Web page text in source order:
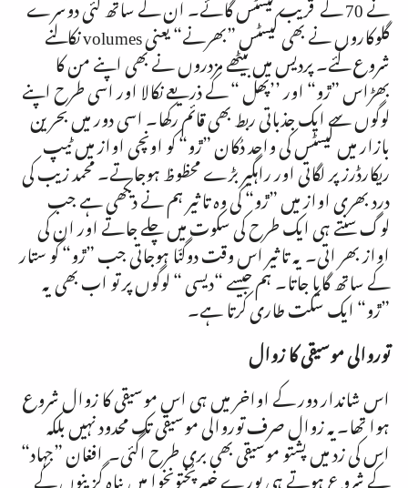
گلوکاروں نے بھی کیسٹس ”بھرنے“ یعنیvolumesنکالنے
شروع کئے۔ پردیس میں بیٹھے مزدروں نے بھی اپنے من کا
بھڑاس ”ڙو“ اور ’’پھل “ کے ذریعے نکالا اور اسی طرح اپنے
لوگوں سے ایک جذباتی ربط بھی قائم رکھا۔ اسی دور میں بحرین
بازار میں کیسٹس کی واحد دُکان ”ڙو“ کو اونچی اواز میں ٹیپ
ریکارڈرز پر لگاتی اور راہگیر بڑے محظوظ ہوجاتے۔ محمد زیب کی
درد بھری اواز میں ”ڙو“ کی وہ تاثیر ہم نے دیکھی ہے جب
لوگ سنتے ہی ایک طرح کی سکوت میں چلے جاتے اور ان کی
اواز بھر اتی۔ یہ تاثیر اس وقت دوگنّا ہوجاتی جب ”ڙو“ کو ستار
کے ساتھ گایا جاتا۔ ہم جیسے “دیسی “ لوگوں پر تو اب بھی یہ
”ڙو“ ایک سکت طاری کرتا ہے۔
توروالی موسیقی کا زوال
اس شاندار دور کے اواخر میں ہی اس موسیقی کا زوال شروع
ہوا تھا۔یہ زوال صرف توروالی موسیقی تک محدود نہیں بلکہ
اس کی زد میں پشتو موسیقی بھی بری طرح اگئی۔ افغان ”جہاد“
کے شروع ہوتے ہی پورے خیبرپُختونخوا میں پناہ گزینوں کے